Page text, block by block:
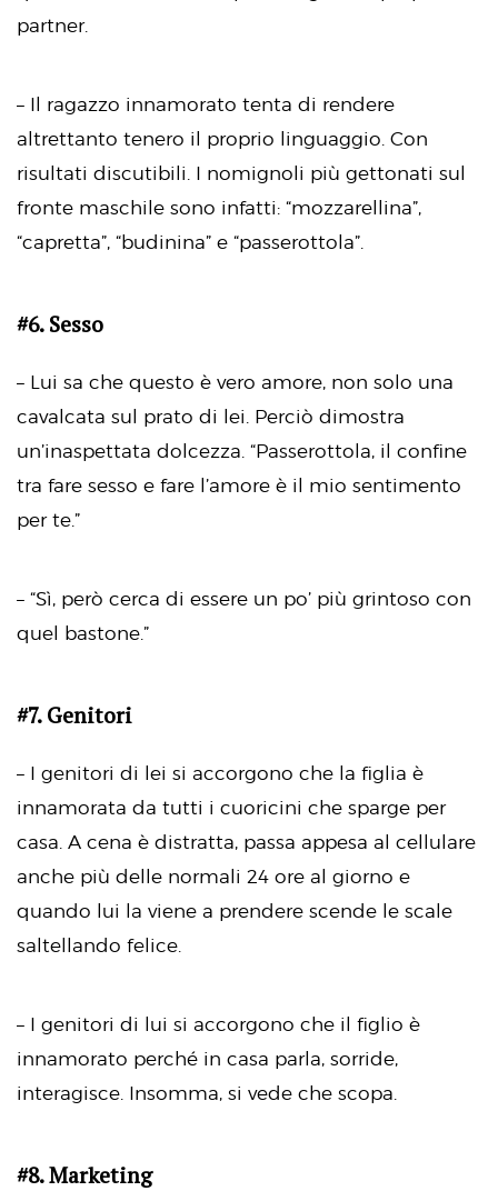
partner.
– Il ragazzo innamorato tenta di rendere
altrettanto tenero il proprio linguaggio. Con
risultati discutibili. I nomignoli più gettonati sul
fronte maschile sono infatti: “mozzarellina”,
“capretta”, “budinina” e “passerottola”.
#6. Sesso
– Lui sa che questo è vero amore, non solo una
cavalcata sul prato di lei. Perciò dimostra
un’inaspettata dolcezza. “Passerottola, il confine
tra fare sesso e fare l’amore è il mio sentimento
per te.”
– “Sì, però cerca di essere un po’ più grintoso con
quel bastone.”
#7. Genitori
– I genitori di lei si accorgono che la figlia è
innamorata da tutti i cuoricini che sparge per
casa. A cena è distratta, passa appesa al cellulare
anche più delle normali 24 ore al giorno e
quando lui la viene a prendere scende le scale
saltellando felice.
– I genitori di lui si accorgono che il figlio è
innamorato perché in casa parla, sorride,
interagisce. Insomma, si vede che scopa.
#8. Marketing